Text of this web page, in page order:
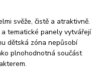
svěže, čistě a atraktivně.
tematické panely vytvářejí
dětská zóna nepůsobí
plnohodnotná součást